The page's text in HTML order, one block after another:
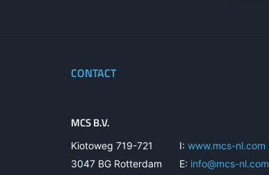
CONTACT
MCS B.V.
Kiotoweg 719-721
3047 BG Rotterdam
I: www.mcs-nl.com
E: info@mcs-nl.com